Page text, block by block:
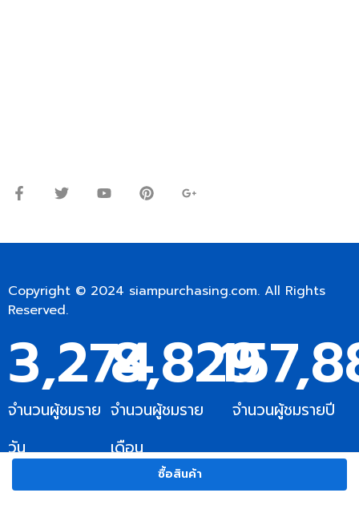
ซื้อสินค้า
Copyright © 2024 siampurchasing.com. All Rights
Reserved.
จำนวนผู้ชมราย
วัน
3,275
จำนวนผู้ชมราย
เดือน
8,830
จำนวนผู้ชมรายปี